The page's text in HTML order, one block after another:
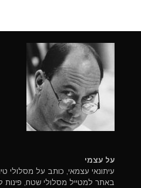
על עצמי
עיתונאי עצמאי, כותב על מסלולי
באתר למטייל מסלולי שטח,